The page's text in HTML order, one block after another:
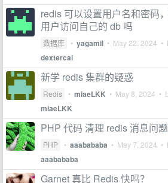
redis 可以设置用户名和密码
用户访问自己的 db 吗
数据库 • yagamil • May 22, 2024 •
dextercai
新学 redis 集群的疑惑
Redis • miaeLKK • May 8, 2024 •
miaeLKK
PHP 代码 清理 redis 消息问题
PHP • aaabababa • May 7, 2024 •
aaabababa
Garnet 真比 Redis 快吗？